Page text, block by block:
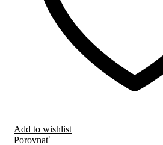
Add to wishlist
Porovnať